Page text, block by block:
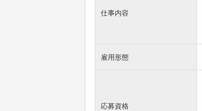
仕事内容
雇用形態
応募資格